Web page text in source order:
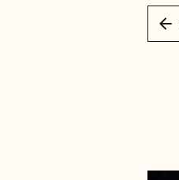
arrow_left